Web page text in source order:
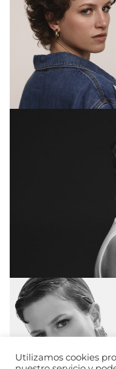
Utilizamos cookies